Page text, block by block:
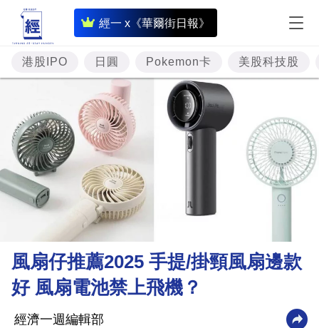
經一 x《華爾街日報》
即
時
財
經
專
題
投
資
樓
市
理
財
商
業
港股IPO 日圓 Pokemon卡 美股科技股
風扇仔推薦2025 手提/掛頸風扇邊款
好 風扇電池禁上飛機？
經濟一週編輯部